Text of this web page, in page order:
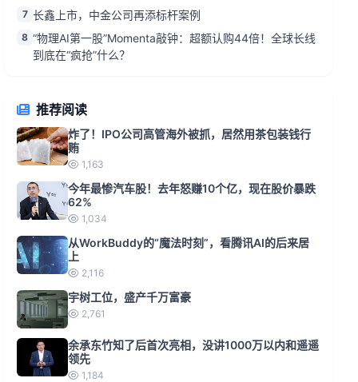
7 长鑫上市，中金公司再添标杆案例
8 “物理AI第一股”Momenta敲钟：超额认购44倍！全球长线
到底在“疯抢”什么？
推荐阅读
炸了！IPO公司高管海外被抓，居然用茶包装钱行
贿
1,163
今年最惨汽车股！去年怒赚10个亿，现在股价暴跌
62%
1,034
从WorkBuddy的“魔法时刻”，看腾讯AI的后来居
上
2,116
宇树工位，盛产千万富豪
2,761
余承东竹知了后首次亮相，没讲1000万以内和遥遥
领先
1,184